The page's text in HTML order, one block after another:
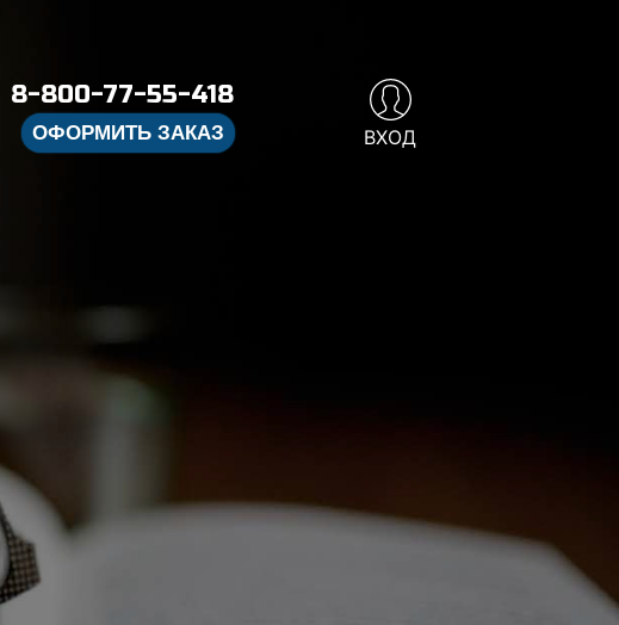
8-800-77-55-418
ОФОРМИТЬ ЗАКАЗ ВХОД